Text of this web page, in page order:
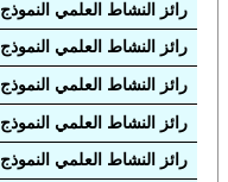
رائز النشاط العلمي النموذج 1
رائز النشاط العلمي النموذج 2
رائز النشاط العلمي النموذج 3
رائز النشاط العلمي النموذج 4
رائز النشاط العلمي النموذج 5